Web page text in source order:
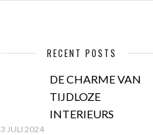
RECENT POSTS
DE CHARME VAN
TIJDLOZE
INTERIEURS
3 JULI 2024